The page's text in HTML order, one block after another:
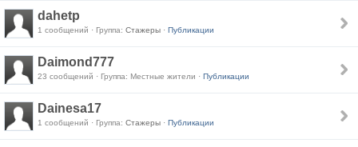
dahetp
1 сообщений · Группа: Стажеры · Публикации
Daimond777
23 сообщений · Группа: Местные жители · Публикации
Dainesa17
1 сообщений · Группа: Стажеры · Публикации